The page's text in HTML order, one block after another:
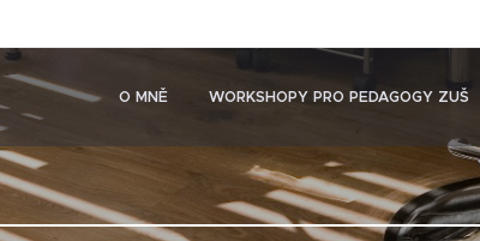
O MNĚ WORKSHOPY PRO PEDAGOGY ZUŠ